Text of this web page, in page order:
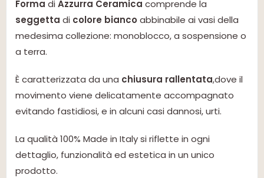
Forma di Azzurra Ceramica comprende la
seggetta di colore bianco abbinabile ai vasi della
medesima collezione: monoblocco, a sospensione o
a terra.
È caratterizzata da una chiusura rallentata,dove il
movimento viene delicatamente accompagnato
evitando fastidiosi, e in alcuni casi dannosi, urti.
La qualità 100% Made in Italy si riflette in ogni
dettaglio, funzionalità ed estetica in un unico
prodotto.